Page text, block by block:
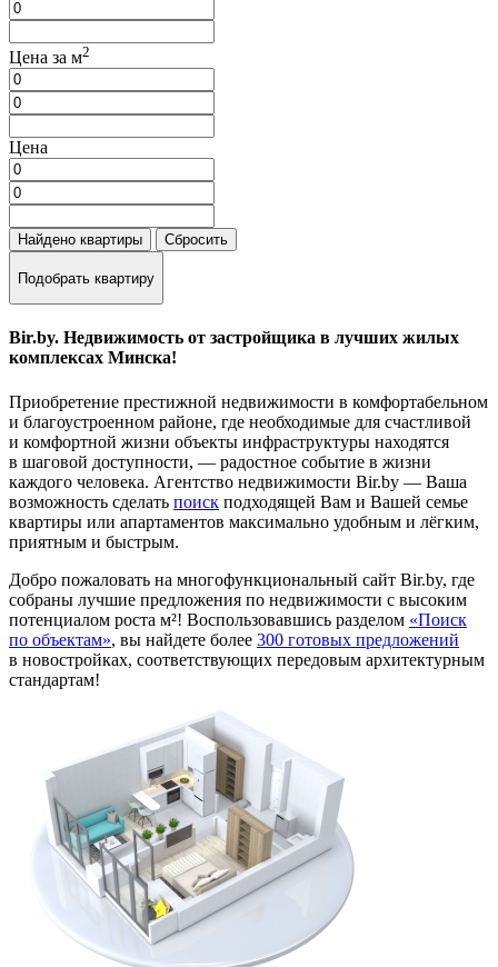
Цена за м2
Цена
Найдено квартиры Сбросить
Подобрать квартиру
Bir.by. Недвижимость от застройщика в лучших жилых
комплексах Минска!
Приобретение престижной недвижимости в комфортабельном
и благоустроенном районе, где необходимые для счастливой
и комфортной жизни объекты инфраструктуры находятся
в шаговой доступности, — радостное событие в жизни
каждого человека. Агентство недвижимости Bir.by — Ваша
возможность сделать поиск подходящей Вам и Вашей семье
квартиры или апартаментов максимально удобным и лёгким,
приятным и быстрым.
Добро пожаловать на многофункциональный сайт Bir.by, где
собраны лучшие предложения по недвижимости с высоким
потенциалом роста м²! Воспользовавшись разделом «Поиск
по объектам», вы найдете более 300 готовых предложений
в новостройках, соответствующих передовым архитектурным
стандартам!